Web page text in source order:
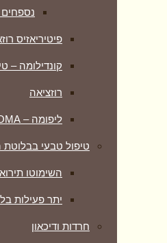
פיטיריאזיס
קונדילומה –
רוזציאה
ליפומה – LIPOMA
טיפול טבעי בבלוטת
השימוטו
יתר פעילות
חרדות ודיכאון